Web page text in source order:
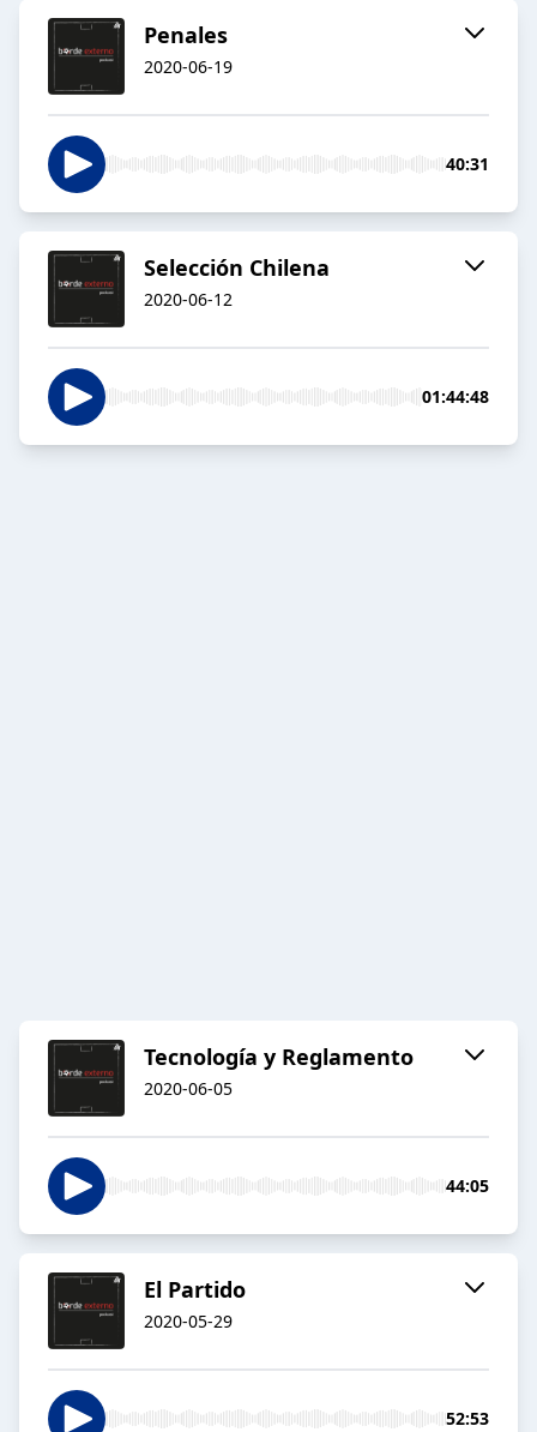
Penales
2020-06-19
40:31
Selección Chilena
2020-06-12
01:44:48
Tecnología y Reglamento
2020-06-05
44:05
El Partido
2020-05-29
52:53